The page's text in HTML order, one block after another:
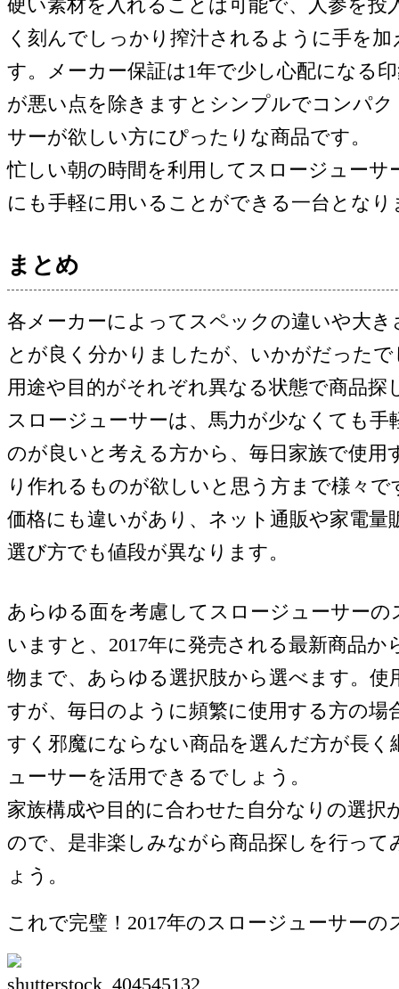
硬い素材を入れることは可能で、人参を投
く刻んでしっかり搾汁されるように手を
す。メーカー保証は1年で少し心配になる
が悪い点を除きますとシンプルでコンパ
サーが欲しい方にぴったりな商品です。
忙しい朝の時間を利用してスロージューサ
にも手軽に用いることができる一台となり
まとめ
各メーカーによってスペックの違いや大
とが良く分かりましたが、いかがだった
用途や目的がそれぞれ異なる状態で商品探
スロージューサーは、馬力が少なくても手
のが良いと考える方から、毎日家族で使用
り作れるものが欲しいと思う方まで様々で
価格にも違いがあり、ネット通販や家電量
選び方でも値段が異なります。
あらゆる面を考慮してスロージューサーの
いますと、2017年に発売される最新商品か
物まで、あらゆる選択肢から選べます。使
すが、毎日のように頻繁に使用する方の場
すく邪魔にならない商品を選んだ方が長く
ューサーを活用できるでしょう。
家族構成や目的に合わせた自分なりの選択
ので、是非楽しみながら商品探しを行って
ょう。
これで完璧！2017年のスロージューサーの